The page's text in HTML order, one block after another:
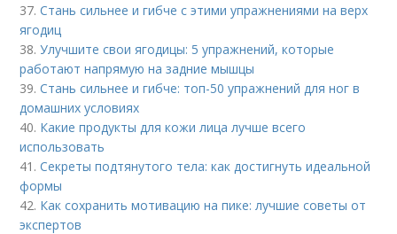
37.Стань сильнее и гибче с этими упражнениями на верх
ягодиц
38.Улучшите свои ягодицы: 5 упражнений, которые
работают напрямую на задние мышцы
39.Стань сильнее и гибче: топ-50 упражнений для ног в
домашних условиях
40. Какие продукты для кожи лица лучше всего
использовать
41.Секреты подтянутого тела: как достигнуть идеальной
формы
42. Как сохранить мотивацию на пике: лучшие советы от
экспертов